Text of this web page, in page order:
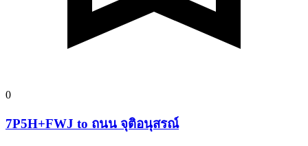
0
7P5H+FWJ to ถนน จุติอนุสรณ์